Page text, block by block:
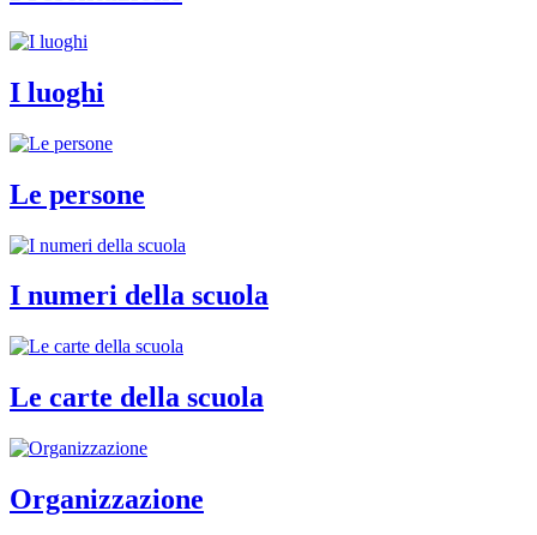
I luoghi
Le persone
I numeri della scuola
Le carte della scuola
Organizzazione